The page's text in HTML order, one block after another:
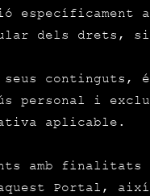
dels drets, si
continguts,
personal i
aplicable.
amb finalitats
Portal, així